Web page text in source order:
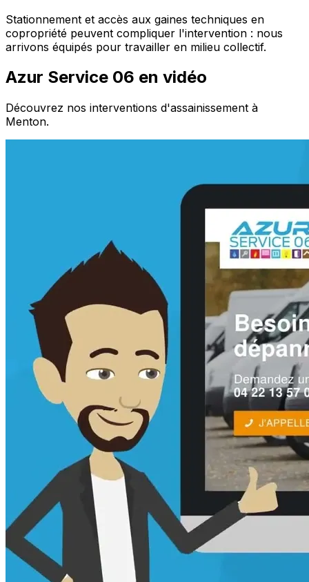
Stationnement et accès aux gaines techniques en
copropriété peuvent compliquer l'intervention : nous
arrivons équipés pour travailler en milieu collectif.
Azur Service 06 en vidéo
Découvrez nos interventions d'assainissement à
Menton.